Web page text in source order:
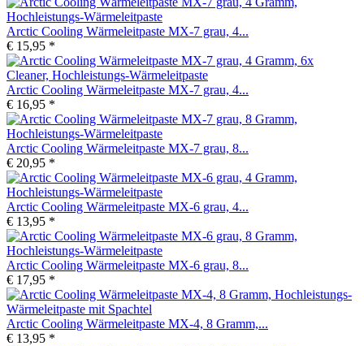
Arctic Cooling Wärmeleitpaste MX-7 grau, 4...
€ 15,95 *
Arctic Cooling Wärmeleitpaste MX-7 grau, 4...
€ 16,95 *
Arctic Cooling Wärmeleitpaste MX-7 grau, 8...
€ 20,95 *
Arctic Cooling Wärmeleitpaste MX-6 grau, 4...
€ 13,95 *
Arctic Cooling Wärmeleitpaste MX-6 grau, 8...
€ 17,95 *
Arctic Cooling Wärmeleitpaste MX-4, 8 Gramm,...
€ 13,95 *